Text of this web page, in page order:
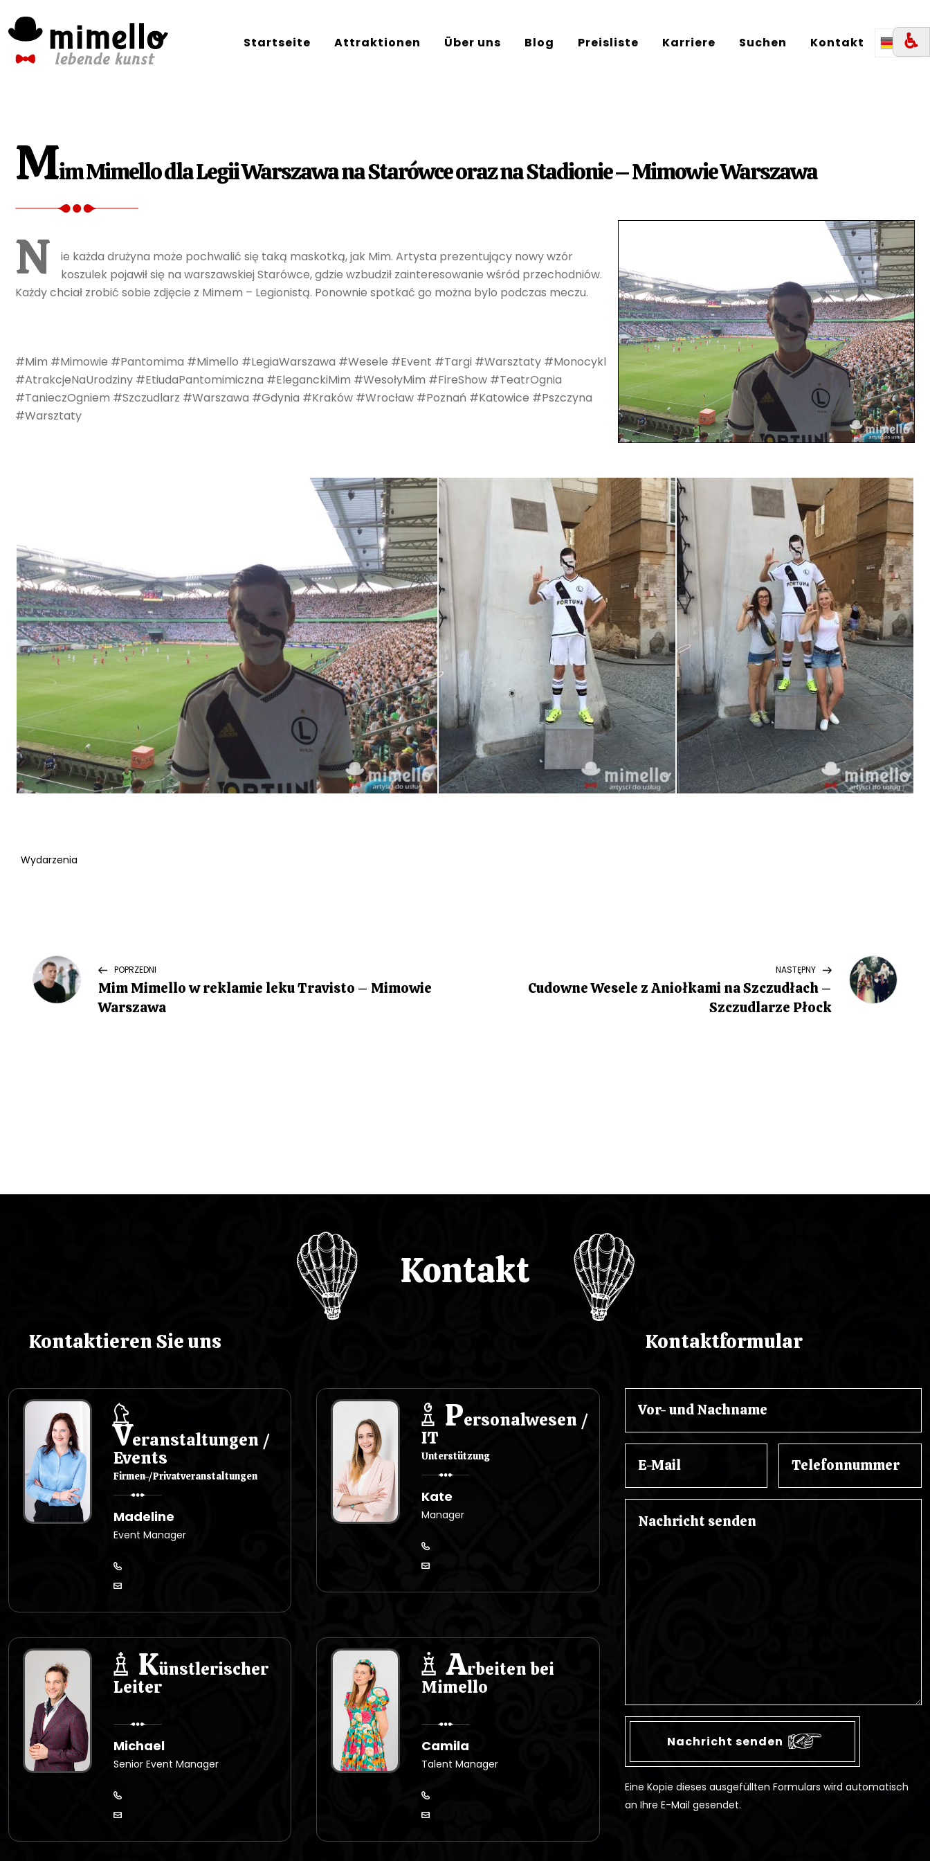
♿︎
to
content
DE
Startseite Attraktionen Über uns Blog Preisliste Karriere Suchen Kontakt
Mim Mimello dla Legii Warszawa na Starówce oraz na Stadionie – Mimowie Warszawa
N
ie każda drużyna może pochwalić się taką maskotką, jak Mim. Artysta prezentujący nowy wzór
koszulek pojawił się na warszawskiej Starówce, gdzie wzbudził zainteresowanie wśród przechodniów.
Każdy chciał zrobić sobie zdjęcie z Mimem – Legionistą. Ponownie spotkać go można bylo podczas meczu.
#Mim #Mimowie #Pantomima #Mimello #LegiaWarszawa #Wesele #Event #Targi #Warsztaty #Monocykl
#AtrakcjeNaUrodziny #EtiudaPantomimiczna #EleganckiMim #WesołyMim #FireShow #TeatrOgnia
#TanieczOgniem #Szczudlarz #Warszawa #Gdynia #Kraków #Wrocław #Poznań #Katowice #Pszczyna
#Warsztaty
Wydarzenia
N
a
s
Previous
Post
POPRZEDNI
Mim Mimello w reklamie leku Travisto – Mimowie
Warszawa
Post
NASTĘPNY
Cudowne Wesele z Aniołkami na Szczudłach –
Szczudlarze Płock
Kontakt
Kontaktieren Sie uns
Veranstaltungen /
Events
Firmen-/Privatveranstaltungen
Madeline
Event Manager
Personalwesen /
IT
Unterstützung
Kate
Manager
Künstlerischer
Leiter
Michael
Senior Event Manager
Arbeiten bei
Mimello
Camila
Talent Manager
Kontaktformular
Eine Kopie dieses ausgefüllten Formulars wird automatisch
an Ihre E-Mail gesendet.